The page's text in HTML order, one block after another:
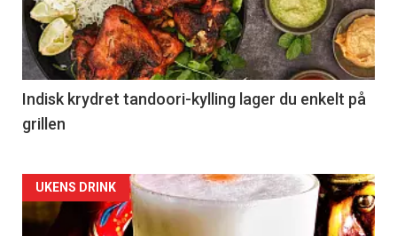
Indisk krydret tandoori-kylling lager du enkelt på
grillen
Forsiden
akkurat
UKENS DRINK